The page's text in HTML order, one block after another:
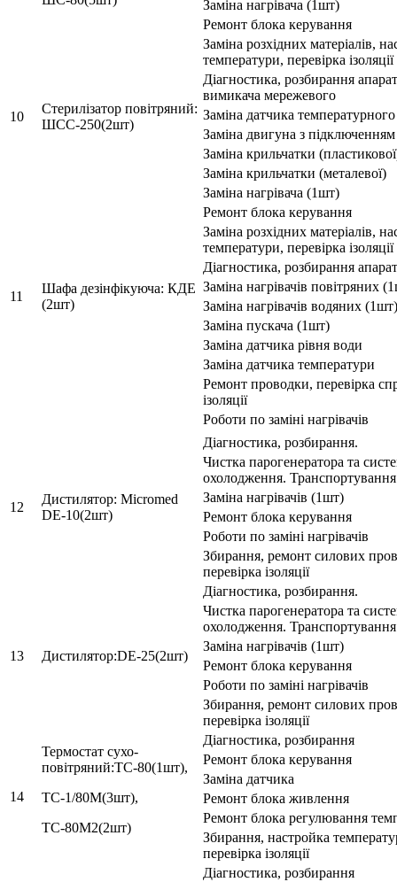
Заміна нагрівача (1шт)
Ремонт блока керування
Заміна розхідних матеріалів,
температури, перевірка ізоляції
10
Стерилізатор повітряний:
ШСС-250(2шт)
Діагностика, розбирання
вимикача мережевого
Заміна датчика температурного
Заміна двигуна з
Заміна крильчатки
Заміна крильчатки (металевої)
Заміна нагрівача (1шт)
Ремонт блока керування
Заміна розхідних матеріалів,
температури, перевірка ізоляції
11
Шафа дезінфікуюча: КДЕ
(2шт)
Діагностика, розбирання
Заміна нагрівачів повітряних
Заміна нагрівачів водяних (1шт)
Заміна пускача (1шт)
Заміна датчика рівня води
Заміна датчика температури
Ремонт проводки, перевірка
ізоляції
Роботи по заміні нагрівачів
12
Дистилятор: Micromed
DE-10(2шт)
Діагностика, розбирання.
Чистка парогенератора та
охолодження.
Заміна нагрівачів (1шт)
Ремонт блока керування
Роботи по заміні нагрівачів
Збирання, ремонт силових
перевірка ізоляції
13 Дистилятор:DE-25(2шт)
Діагностика, розбирання.
Чистка парогенератора та
охолодження.
Заміна нагрівачів (1шт)
Ремонт блока керування
Роботи по заміні нагрівачів
Збирання, ремонт силових
перевірка ізоляції
14
Термостат сухо-
повітряний:ТС-80(1шт),
ТС-1/80М(3шт),
ТС-80М2(2шт)
Діагностика, розбирання
Ремонт блока керування
Заміна датчика
Ремонт блока живлення
Ремонт блока регулювання
Збирання, настройка
перевірка ізоляції
Діагностика, розбирання